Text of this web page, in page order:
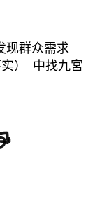
现群众需求
）_中找九宮